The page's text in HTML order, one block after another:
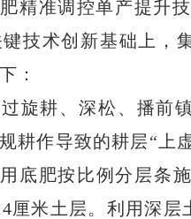
精准调控单产提升
技术创新基础上，
：
旋耕、深松、播前
耕作导致的耕层“上
底肥按比例分层条
厘米土层。利用深